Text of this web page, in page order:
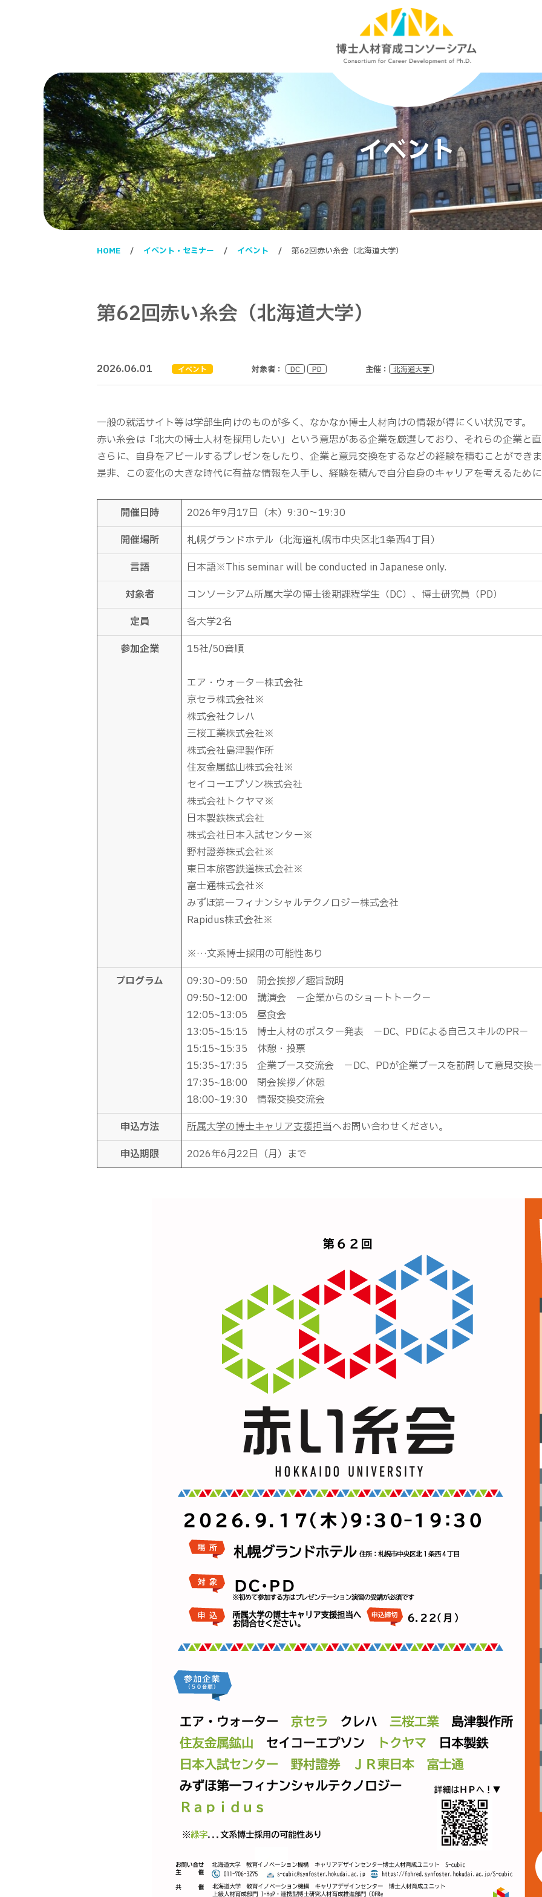
イベント
HOME イベント・セミナー イベント 第62回赤い糸会（北海道大学）
第62回赤い糸会（北海道大学）
2026.06.01 イベント 対象者： DC PD 主催： 北海道大学
一般の就活サイト等は学部生向けのものが多く、なかなか博士人材向けの情報が得にくい状況です。
赤い糸会は「北大の博士人材を採用したい」という意思がある企業を厳選しており、それらの企業と
さらに、自身をアピールするプレゼンをしたり、企業と意見交換をするなどの経験を積むことができ
是非、この変化の大きな時代に有益な情報を入手し、経験を積んで自分自身のキャリアを考えるため
開催日時
2026年9月17日（木）9:30～19:30
開催場所
札幌グランドホテル（北海道札幌市中央区北1条西4丁目）
言語
日本語※This seminar will be conducted in Japanese only.
対象者
コンソーシアム所属大学の博士後期課程学生（DC）、博士研究員（PD）
定員
各大学2名
参加企業
15社/50音順
エア・ウォーター株式会社
京セラ株式会社※
株式会社クレハ
三桜工業株式会社※
株式会社島津製作所
住友金属鉱山株式会社※
セイコーエプソン株式会社
株式会社トクヤマ※
日本製鉄株式会社
株式会社日本入試センター※
野村證券株式会社※
東日本旅客鉄道株式会社※
富士通株式会社※
みずほ第一フィナンシャルテクノロジー株式会社
Rapidus株式会社※
※…文系博士採用の可能性あり
プログラム
09:30~09:50 開会挨拶／趣旨説明
09:50~12:00 講演会 －企業からのショートトーク－
12:05~13:05 昼食会
13:05~15:15 博士人材のポスター発表 －DC、PDによる自己スキルのPR－
15:15~15:35 休憩・投票
15:35~17:35 企業ブース交流会 －DC、PDが企業ブースを訪問して意見交換－
17:35~18:00 閉会挨拶／休憩
18:00~19:30 情報交換交流会
申込方法
所属大学の博士キャリア支援担当へお問い合わせください。
申込期限
2026年6月22日（月）まで